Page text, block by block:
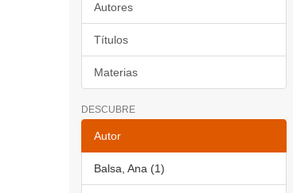
Autores
Títulos
Materias
DESCUBRE
Autor
Balsa, Ana (1)